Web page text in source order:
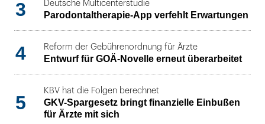
3 Deutsche Multicenterstudie
Parodontaltherapie-App verfehlt Erwartungen
4 Reform der Gebührenordnung für Ärzte
Entwurf für GOÄ-Novelle erneut überarbeitet
5
KBV hat die Folgen berechnet
GKV-Spargesetz bringt finanzielle Einbußen
für Ärzte mit sich